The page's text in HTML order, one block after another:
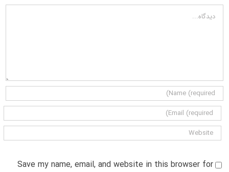
دیدگاه
Save my name, email, and website in this browser for